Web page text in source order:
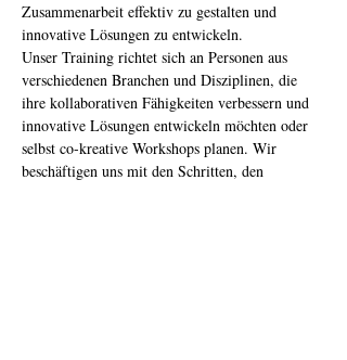
Zusammenarbeit effektiv zu gestalten und
innovative Lösungen zu entwickeln.
Unser Training richtet sich an Personen aus
verschiedenen Branchen und Disziplinen, die
ihre kollaborativen Fähigkeiten verbessern und
innovative Lösungen entwickeln möchten oder
selbst co-kreative Workshops planen. Wir
beschäftigen uns mit den Schritten, den